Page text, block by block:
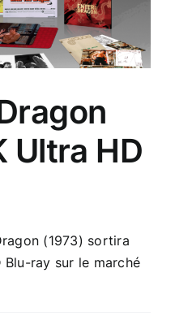
Ultra HD
(1973) sortira
ray sur le marché